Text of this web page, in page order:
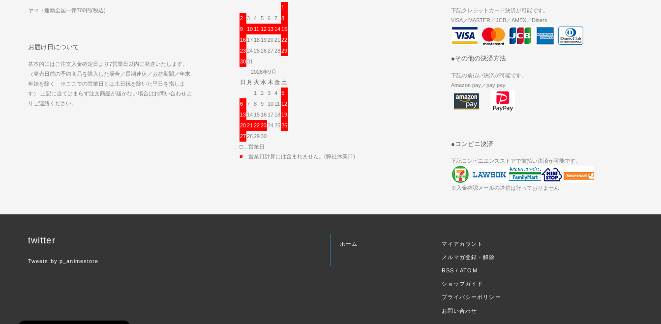
ヤマト運輸全国一律700円(税込)
お届け日について
基本的にはご注文入金確定日より7営業日以内に発送いたします。
（発売日前の予約商品を購入した場合／長期連休／お盆期間／年末
年始を除く ※ここでの営業日とは土日祝を除いた平日を指しま
す） 上記に当てはまらず注文商品が届かない場合はお問い合わせよ
りご連絡ください。
1
2
3 4 5 6 7
8
9
10 11 12 13 14 15
16 17 18 192021 22
23242526272829
3031
2026年9月
日 月 火 水 木 金 土
1
2 3 4
5
6
7 8 9 10 11 12
13 14 15 16 17 18 19
2021 2223242526
27282930
□…営業日
■ …営業日計算には含まれません。(弊社休業日)
下記クレジットカード決済が可能です。
VISA／MASTER／JCB／AMEX／Diners
●その他の決済方法
下記の前払い決済が可能です。
Amazon pay／pay pay
●コンビニ決済
下記コンビニエンスストアで前払い決済が可能です。
※入金確認メールの送信は行っておりません
twitter
Tweets by p_animestore
ホーム マイアカウント
メルマガ登録・解除
RSS /ATOM
ショップガイド
プライバシーポリシー
お問い合わせ